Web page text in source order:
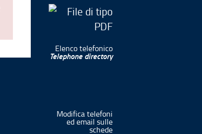
Elenco telefonico
Telephone directory
Modifica telefoni
ed email sulle
schede